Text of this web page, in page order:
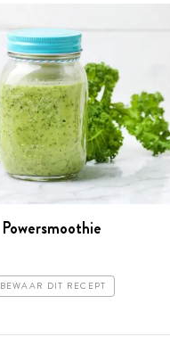
Powersmoothie
BEWAAR DIT RECEPT